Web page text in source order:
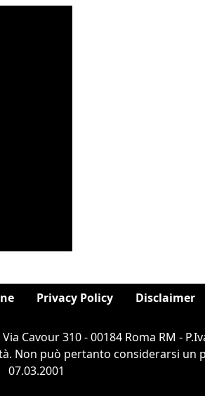
Privacy Policy Disclaimer
Cavour 310 - 00184 Roma RM -
Non può pertanto considerarsi un
07.03.2001